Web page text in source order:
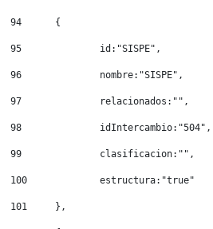
94
	{
95
		id:"SISPE",
96
		nombre:"SISPE",
97
		relacionados:"",
98
		idIntercambio:"504",
99
		clasificacion:"",
100
		estructura:"true"
101
	},